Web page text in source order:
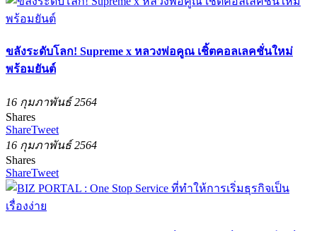
ขลังระดับโลก! Supreme x หลวงพ่อคูณ เชิ้ตคอลเลคชั่นใหม่
พร้อมยันต์
16 กุมภาพันธ์ 2564
Shares
ShareTweet
16 กุมภาพันธ์ 2564
Shares
ShareTweet